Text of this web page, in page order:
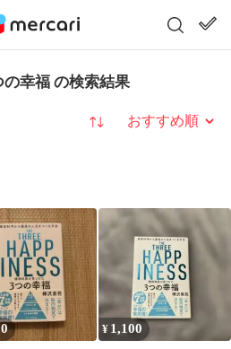
幸福 の検索結果
並び替え
¥ 1,100